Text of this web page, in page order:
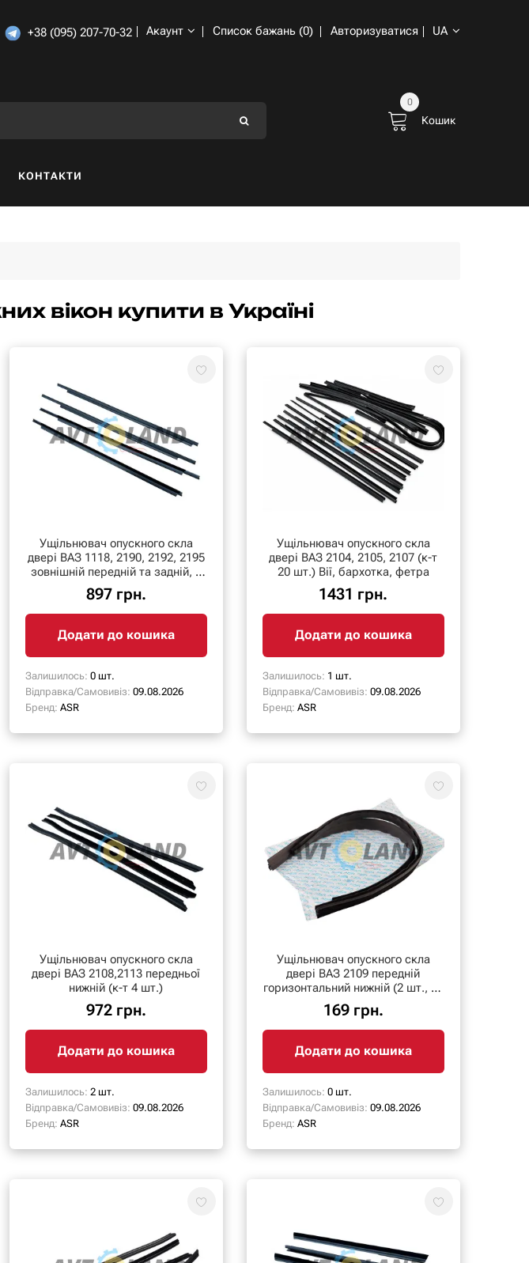
+38 (095) 207-70-32 Акаунт Список бажань (0) Авторизуватися UA
Кошик
0
КОНТАКТИ
вікон купити в Україні
Ущільнювач опускного скла
двері ВАЗ 1118, 2190, 2192, 2195
зовнішній передній та задній, з
подвійною
897 грн.
Додати до кошика
Залишилось: 0 шт.
Відправка/Самовивіз: 09.08.2026
Бренд: ASR
Ущільнювач опускного скла
двері ВАЗ 2104, 2105, 2107 (к-т
20 шт.) Вії, бархотка, фетра
1431 грн.
Додати до кошика
Залишилось: 1 шт.
Відправка/Самовивіз: 09.08.2026
Бренд: ASR
Ущільнювач опускного скла
двері ВАЗ 2108,2113 передньої
нижній (к-т 4 шт.)
972 грн.
Додати до кошика
Залишилось: 2 шт.
Відправка/Самовивіз: 09.08.2026
Бренд: ASR
Ущільнювач опускного скла
двері ВАЗ 2109 передній
горизонтальний нижній (2 шт., на
1 двері)
169 грн.
Додати до кошика
Залишилось: 0 шт.
Відправка/Самовивіз: 09.08.2026
Бренд: ASR